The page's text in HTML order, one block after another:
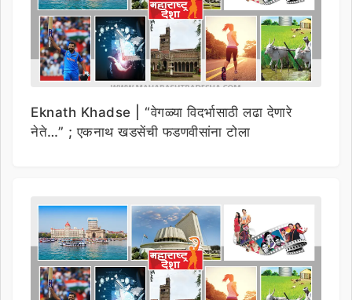
Eknath Khadse | “वेगळ्या विदर्भासाठी लढा देणारे
नेते…” ; एकनाथ खडसेंची फडणवीसांना टोला